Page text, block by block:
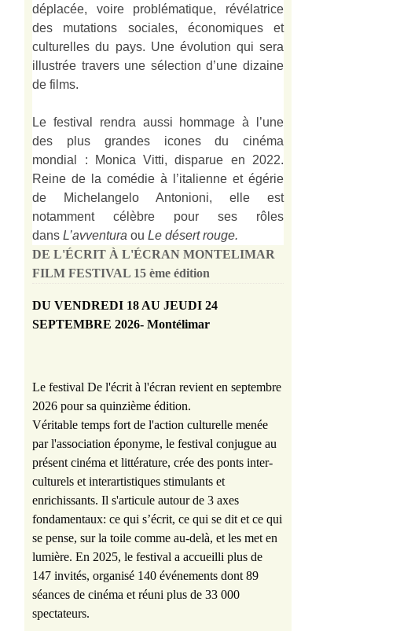
déplacée, voire problématique, révélatrice
des mutations sociales, économiques et
culturelles du pays. Une évolution qui sera
illustrée travers une sélection d’une dizaine
de films.
Le festival rendra aussi hommage à l’une
des plus grandes icones du cinéma
mondial : Monica Vitti, disparue en 2022.
Reine de la comédie à l’italienne et égérie
de Michelangelo Antonioni, elle est
notamment célèbre pour ses rôles
dans L’avventura ou Le désert rouge.
DE L'ÉCRIT À L'ÉCRAN MONTELIMAR
FILM FESTIVAL 15 ème édition
DU VENDREDI 18 AU JEUDI 24
SEPTEMBRE 2026- Montélimar
Le festival De l'écrit à l'écran revient en septembre
2026 pour sa quinzième édition.
Véritable temps fort de l'action culturelle menée
par l'association éponyme, le festival conjugue au
présent cinéma et littérature, crée des ponts inter-
culturels et interartistiques stimulants et
enrichissants. Il s'articule autour de 3 axes
fondamentaux: ce qui s’écrit, ce qui se dit et ce qui
se pense, sur la toile comme au-delà, et les met en
lumière. En 2025, le festival a accueilli plus de
147 invités, organisé 140 événements dont 89
séances de cinéma et réuni plus de 33 000
spectateurs.